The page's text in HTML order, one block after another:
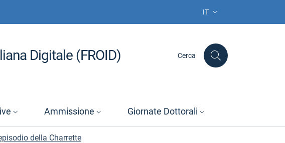
SELEZIONE LINGUA:
IT
Digitale (FROID) Cerca
Ammissione Giornate Dottorali
della Charrette